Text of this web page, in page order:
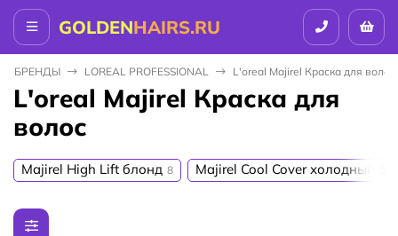
GOLDENHAIRS.RU
БPEНДЫ LOREAL PROFESSIONAL L'oreal Majirel Краска для волос
L'oreal Majirel Краска для
волос
Majirel High Lift блонд 8 Majirel Cool Cover холодный